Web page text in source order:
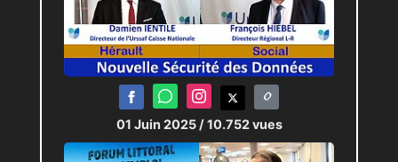
01 Juin 2025 / 10.752 vues